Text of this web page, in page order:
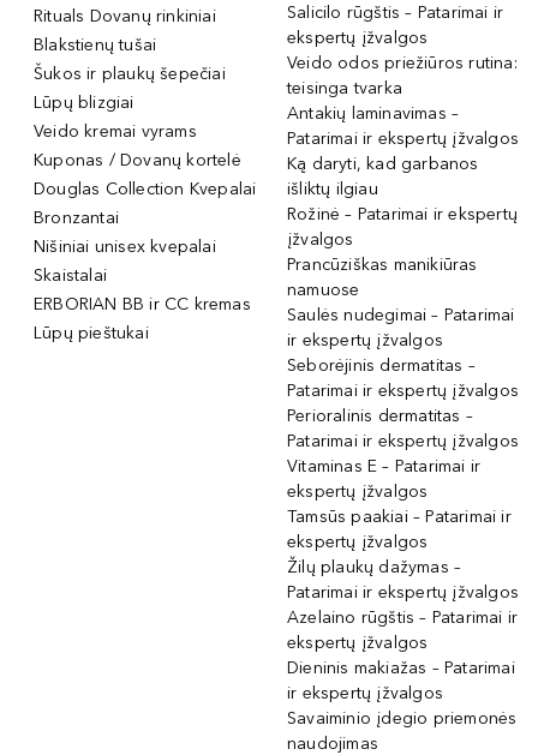
Rituals Dovanų rinkiniai
Blakstienų tušai
Šukos ir plaukų šepečiai
Lūpų blizgiai
Veido kremai vyrams
Kuponas / Dovanų kortelė
Douglas Collection Kvepalai
Bronzantai
Nišiniai unisex kvepalai
Skaistalai
ERBORIAN BB ir CC kremas
Lūpų pieštukai
Salicilo rūgštis – Patarimai ir
ekspertų įžvalgos
Veido odos priežiūros rutina:
teisinga tvarka
Antakių laminavimas –
Patarimai ir ekspertų įžvalgos
Ką daryti, kad garbanos
išliktų ilgiau
Rožinė – Patarimai ir ekspertų
įžvalgos
Prancūziškas manikiūras
namuose
Saulės nudegimai – Patarimai
ir ekspertų įžvalgos
Seborėjinis dermatitas –
Patarimai ir ekspertų įžvalgos
Perioralinis dermatitas –
Patarimai ir ekspertų įžvalgos
Vitaminas E – Patarimai ir
ekspertų įžvalgos
Tamsūs paakiai – Patarimai ir
ekspertų įžvalgos
Žilų plaukų dažymas –
Patarimai ir ekspertų įžvalgos
Azelaino rūgštis – Patarimai ir
ekspertų įžvalgos
Dieninis makiažas – Patarimai
ir ekspertų įžvalgos
Savaiminio įdegio priemonės
naudojimas